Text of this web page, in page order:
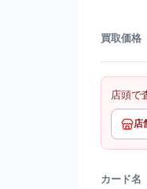
買取価格
店頭で
店
カード名